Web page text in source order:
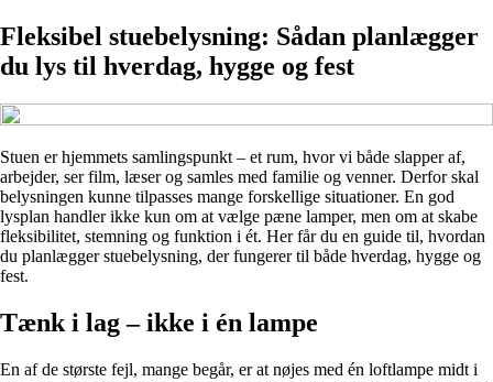
Fleksibel stuebelysning: Sådan planlægger
du lys til hverdag, hygge og fest
Stuen er hjemmets samlingspunkt – et rum, hvor vi både slapper af,
arbejder, ser film, læser og samles med familie og venner. Derfor skal
belysningen kunne tilpasses mange forskellige situationer. En god
lysplan handler ikke kun om at vælge pæne lamper, men om at skabe
fleksibilitet, stemning og funktion i ét. Her får du en guide til, hvordan
du planlægger stuebelysning, der fungerer til både hverdag, hygge og
fest.
Tænk i lag – ikke i én lampe
En af de største fejl, mange begår, er at nøjes med én loftlampe midt i